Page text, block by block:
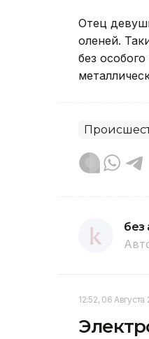
Отец
оленей.
без
без
12:52, 06 Августа